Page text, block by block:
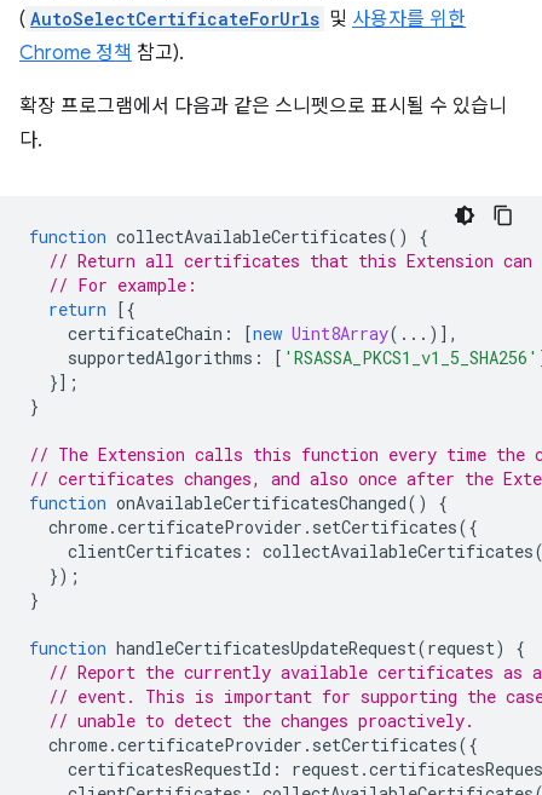
( AutoSelectCertificateForUrls 및 사용자를 위한
Chrome 정책 참고).
확장 프로그램에서 다음과 같은 스니펫으로 표시될 수 있습니
다.
function collectAvailableCertificates()
{
// Return all certificates that this Extension can
// For example:
return [{
certificateChain : [new Uint8Array(...)],
supportedAlgorithms : [ 'RSASSA_PKCS1_v1_5_SHA256'
}];
}
// The Extension calls this function every time
// certificates changes, and also once after the
function onAvailableCertificatesChanged()
{
chrome.certificateProvider . setCertificates({
clientCertificates : collectAvailableCertificates
});
}
function handleCertificatesUpdateRequest(request)
{
// Report the currently available certificates as a
// event. This is important for supporting the
// unable to detect the changes proactively.
chrome.certificateProvider . setCertificates({
certificatesRequestId : request.